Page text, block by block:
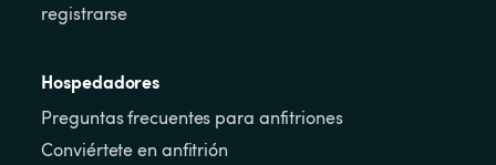
registrarse
Hospedadores
Preguntas frecuentes para anfitriones
Conviértete en anfitrión